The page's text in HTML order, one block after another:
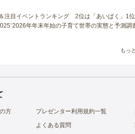
注目イベントランキング 2位は「あいぱく」1位
年年末年始の子育て世帯の実態と予測調
もっ
方
プレゼンター利用規約一覧
よくある質問